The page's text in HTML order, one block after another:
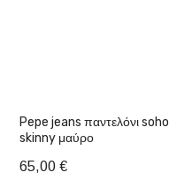
Pepe jeans παντελόνι soho
skinny μαύρο
65,00 €